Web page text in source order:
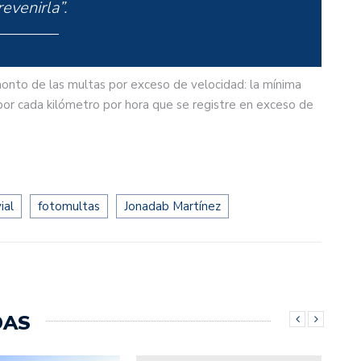
de las multas por exceso de velocidad: la mínima
cada kilómetro por hora que se registre en exceso de
fotomultas Jonadab Martínez